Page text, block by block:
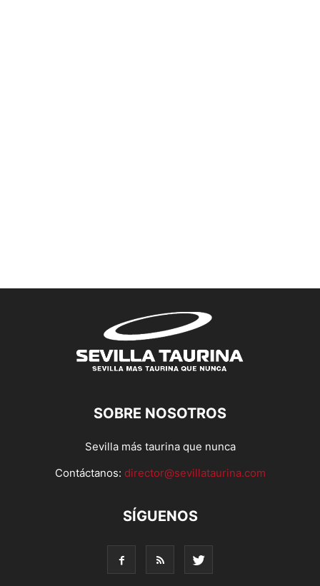
SOBRE NOSOTROS
Sevilla más taurina que nunca
Contáctanos: director@sevillataurina.com
SÍGUENOS